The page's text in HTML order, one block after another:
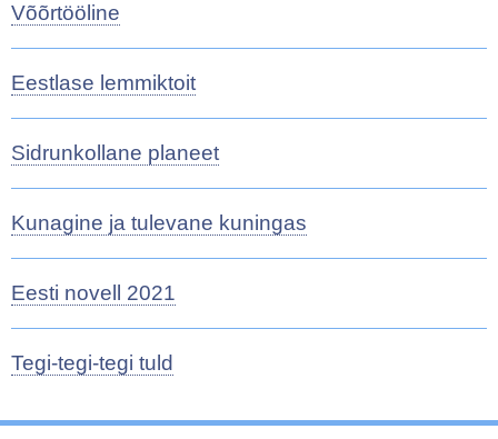
Võõrtööline
Eestlase lemmiktoit
Sidrunkollane planeet
Kunagine ja tulevane kuningas
Eesti novell 2021
Tegi-tegi-tegi tuld